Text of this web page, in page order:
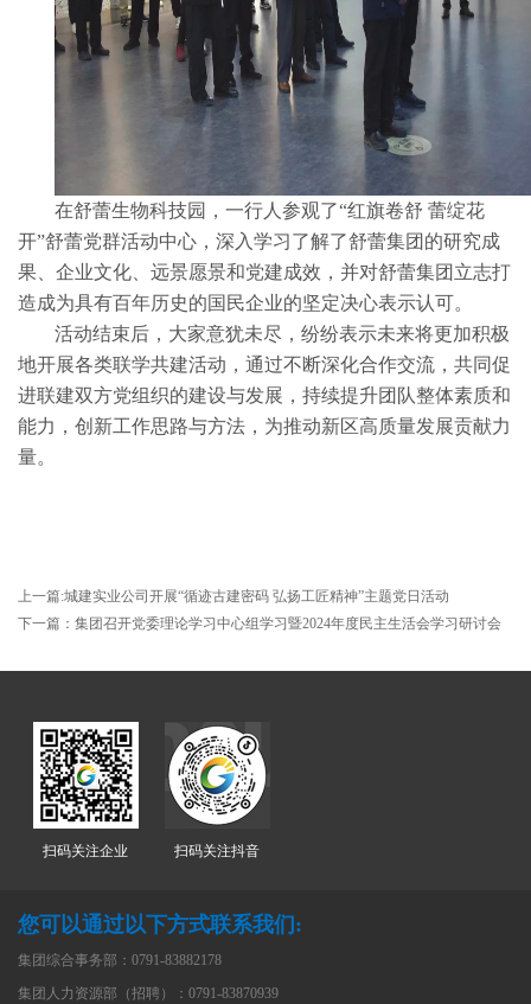
在舒蕾生物科技园，一行人参观了“红旗卷舒 蕾绽花
开”舒蕾党群活动中心，深入学习了解了舒蕾集团的研究成
果、企业文化、远景愿景和党建成效，并对舒蕾集团立志打
造成为具有百年历史的国民企业的坚定决心表示认可。
活动结束后，大家意犹未尽，纷纷表示未来将更加积极
地开展各类联学共建活动，通过不断深化合作交流，共同促
进联建双方党组织的建设与发展，持续提升团队整体素质和
能力，创新工作思路与方法，为推动新区高质量发展贡献力
量。
上一篇:城建实业公司开展“循迹古建密码 弘扬工匠精神”主题党日活动
下一篇：集团召开党委理论学习中心组学习暨2024年度民主生活会学习研讨会
扫码关注企业 扫码关注抖音
您可以通过以下方式联系我们:
集团综合事务部：0791-83882178
集团人力资源部（招聘）：0791-83870939